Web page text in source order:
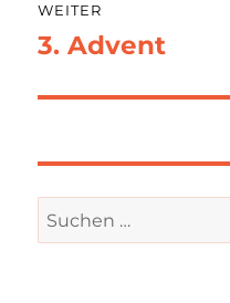
WEITER
Nächster
3. Advent
Suchen
nach: